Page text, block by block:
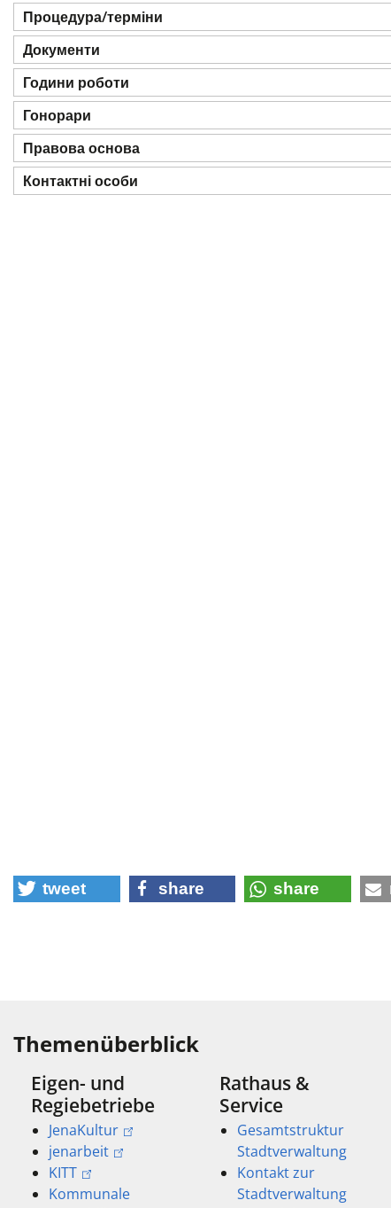
Процедура/терміни
Документи
Години роботи
Гонорари
Правова основа
Контактні особи
tweet share share
Themenüberblick
Eigen- und
Regiebetriebe
JenaKultur
jenarbeit
KITT
Kommunale
Rathaus &
Service
Gesamtstruktur
Stadtverwaltung
Kontakt zur
Stadtverwaltung